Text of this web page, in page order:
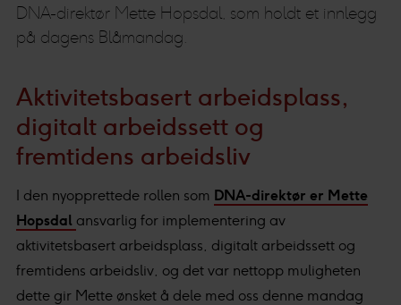
DNA-direktør Mette Hopsdal, som holdt et innlegg
på dagens Blåmandag.
Aktivitetsbasert arbeidsplass,
digitalt arbeidssett og
fremtidens arbeidsliv
I den nyopprettede rollen som DNA-direktør er Mette
Hopsdal ansvarlig for implementering av
aktivitetsbasert arbeidsplass, digitalt arbeidssett og
fremtidens arbeidsliv, og det var nettopp muligheten
dette gir Mette ønsket å dele med oss denne mandag